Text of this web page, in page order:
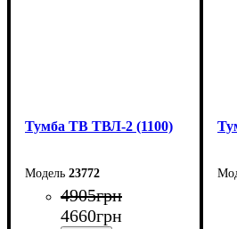
Тумба ТВ ТВЛ-2 (1100)
23772
4905грн
4660грн